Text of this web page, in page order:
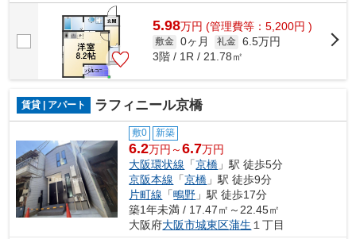
が2駅あり、利便性の高い物件です。...
5.98万円 (管理費等：5,200円 )
敷金 0ヶ月 礼金 6.5万円
3階 / 1R / 21.78㎡
賃貸 | アパート ラフィニール京橋
敷0 新築
6.2万円～6.7万円
大阪環状線 「京橋 」駅 徒歩5分
京阪本線 「京橋 」駅 徒歩9分
片町線 「鴫野 」駅 徒歩17分
築1年未満 / 17.47㎡～22.45㎡
大阪府大阪市城東区蒲生 １丁目